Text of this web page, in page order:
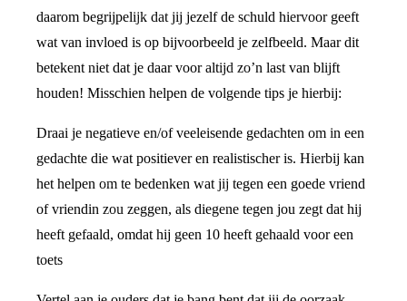
daarom begrijpelijk dat jij jezelf de schuld hiervoor geeft
wat van invloed is op bijvoorbeeld je zelfbeeld. Maar dit
betekent niet dat je daar voor altijd zo’n last van blijft
houden! Misschien helpen de volgende tips je hierbij:
Draai je negatieve en/of veeleisende gedachten om in een
gedachte die wat positiever en realistischer is. Hierbij kan
het helpen om te bedenken wat jij tegen een goede vriend
of vriendin zou zeggen, als diegene tegen jou zegt dat hij
heeft gefaald, omdat hij geen 10 heeft gehaald voor een
toets